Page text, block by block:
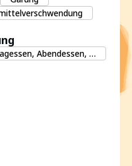
Abendessen, …